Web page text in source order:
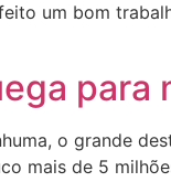
um bom
o grande
mais de 5